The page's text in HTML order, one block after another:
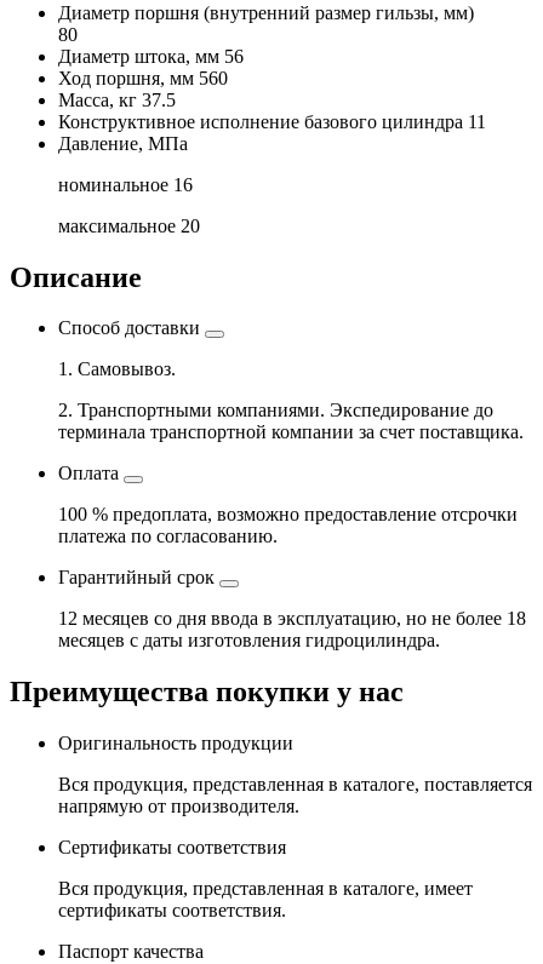
Диаметр поршня (внутренний размер гильзы, мм)
80
Диаметр штока, мм 56
Ход поршня, мм 560
Масса, кг 37.5
Конструктивное исполнение базового цилиндра 11
Давление, МПа
номинальное 16
максимальное 20
Описание
Способ доставки
1. Самовывоз.
2. Транспортными компаниями. Экспедирование до
терминала транспортной компании за счет поставщика.
Оплата
100 % предоплата, возможно предоставление отсрочки
платежа по согласованию.
Гарантийный срок
12 месяцев со дня ввода в эксплуатацию, но не более 18
месяцев с даты изготовления гидроцилиндра.
Преимущества покупки у нас
Оригинальность продукции
Вся продукция, представленная в каталоге, поставляется
напрямую от производителя.
Сертификаты соответствия
Вся продукция, представленная в каталоге, имеет
сертификаты соответствия.
Паспорт качества